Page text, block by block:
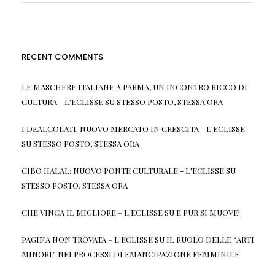
RECENT COMMENTS
LE MASCHERE ITALIANE A PARMA, UN INCONTRO RICCO DI
CULTURA - L'ECLISSESUSTESSO POSTO, STESSA ORA
I DEALCOLATI: NUOVO MERCATO IN CRESCITA - L'ECLISSE
SUSTESSO POSTO, STESSA ORA
CIBO HALAL: NUOVO PONTE CULTURALE - L'ECLISSESU
STESSO POSTO, STESSA ORA
CHE VINCA IL MIGLIORE – L'ECLISSESU E PUR SI MUOVE!
PAGINA NON TROVATA – L'ECLISSESU IL RUOLO DELLE “ARTI
MINORI” NEI PROCESSI DI EMANCIPAZIONE FEMMINILE